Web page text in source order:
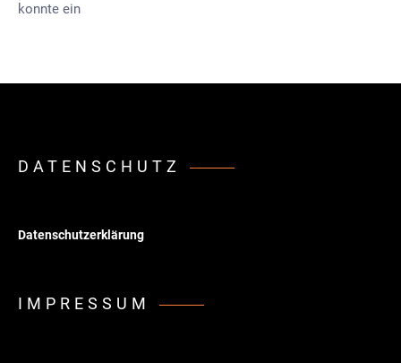
konnte ein
DATENSCHUTZ
Datenschutzerklärung
IMPRESSUM